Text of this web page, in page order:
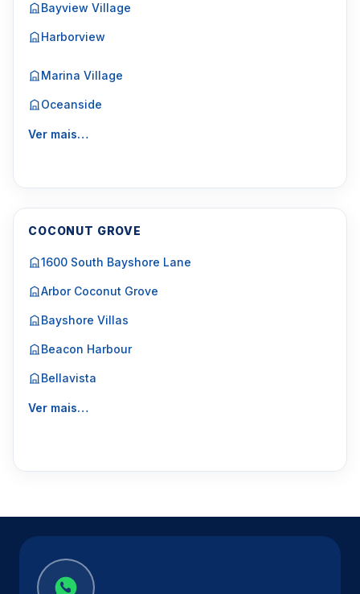
Bayview Village
Harborview
Marina Village
Oceanside
Ver mais…
COCONUT GROVE
1600 South Bayshore Lane
Arbor Coconut Grove
Bayshore Villas
Beacon Harbour
Bellavista
Ver mais…